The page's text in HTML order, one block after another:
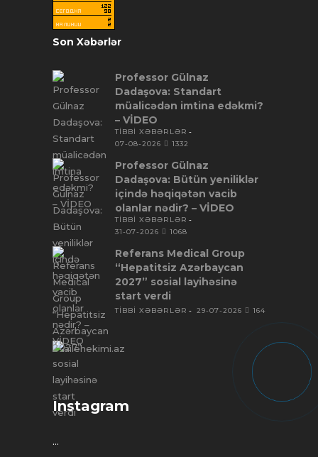
Son Xəbərlər
Professor Gülnaz
Dadaşova: Standart
müalicədən imtina edəkmi?
– VİDEO
TİBBİ XƏBƏRLƏR
07-08-2026
1332
Professor Gülnaz
Dadaşova: Bütün yeniliklər
içində həqiqətən vacib
olanlar nədir? – VİDEO
TİBBİ XƏBƏRLƏR
31-07-2026
1068
Referans Medical Group
“Hepatitsiz Azərbaycan
2027” sosial layihəsinə
start verdi
TİBBİ XƏBƏRLƏR 29-07-2026 164
Instagram
…